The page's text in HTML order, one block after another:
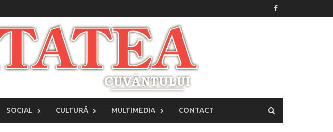
SOCIAL CULTURĂ MULTIMEDIA CONTACT